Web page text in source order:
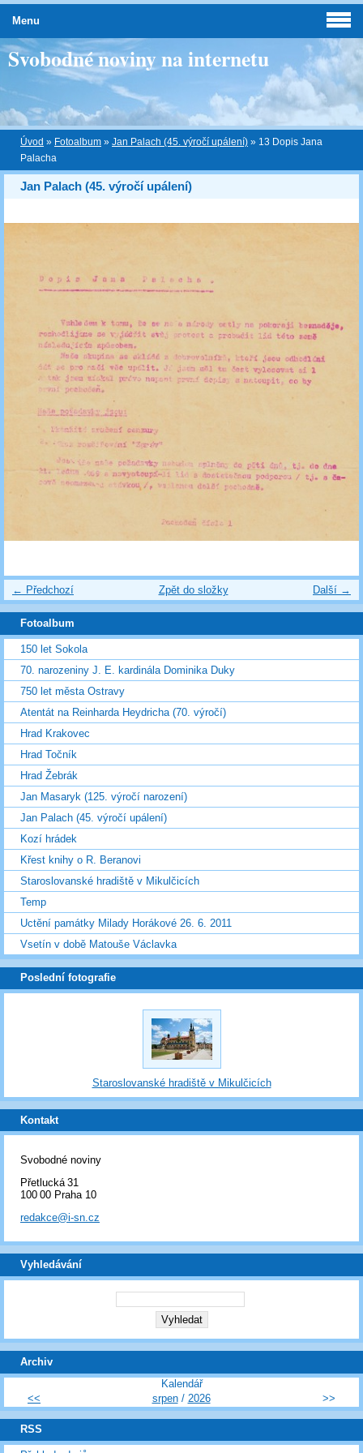
Svobodné noviny na internetu
Úvod » Fotoalbum » Jan Palach (45. výročí upálení) » 13 Dopis Jana
Palacha
Jan Palach (45. výročí upálení)
← Předchozí Další →
Zpět do složky
Menu
Fotoalbum
150 let Sokola
70. narozeniny J. E. kardinála Dominika Duky
750 let města Ostravy
Atentát na Reinharda Heydricha (70. výročí)
Hrad Krakovec
Hrad Točník
Hrad Žebrák
Jan Masaryk (125. výročí narození)
Jan Palach (45. výročí upálení)
Kozí hrádek
Křest knihy o R. Beranovi
Staroslovanské hradiště v Mikulčicích
Temp
Uctění památky Milady Horákové 26. 6. 2011
Vsetín v době Matouše Václavka
Poslední fotografie
Staroslovanské hradiště v Mikulčicích
Kontakt
Svobodné noviny
Přetlucká 31
100 00 Praha 10
redakce@i-sn.cz
Vyhledávání
Archiv
Kalendář
<<
srpen/ 2026 >>
RSS